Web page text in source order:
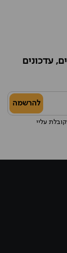
עדכונים
עליי
להרשמה